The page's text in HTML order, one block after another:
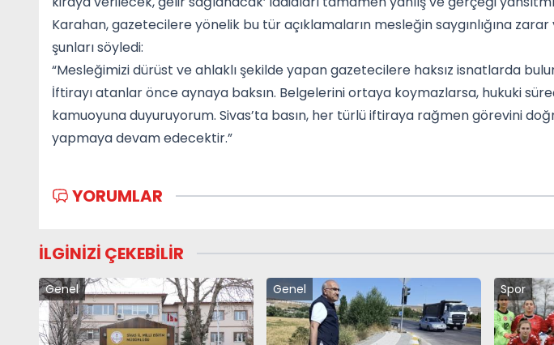
Karahan, gazetecilere yönelik bu tür açıklamaların mesleğin saygınlığına
şunları söyledi:
“Mesleğimizi dürüst ve ahlaklı şekilde yapan gazetecilere haksız isnatlarda
İftirayı atanlar önce aynaya baksın. Belgelerini ortaya koymazlarsa, hukuki
kamuoyuna duyuruyorum. Sivas’ta basın, her türlü iftiraya rağmen görevini
yapmaya devam edecektir.”
YORUMLAR
İLGİNİZİ ÇEKEBİLİR
Genel Genel Spor